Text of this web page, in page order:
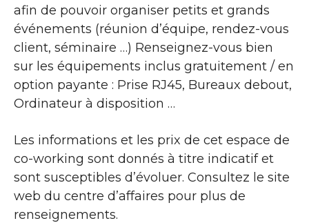
afin de pouvoir organiser petits et grands
événements (réunion d’équipe, rendez-vous
client, séminaire …) Renseignez-vous bien
sur les équipements inclus gratuitement / en
option payante : Prise RJ45, Bureaux debout,
Ordinateur à disposition …
Les informations et les prix de cet espace de
co-working sont donnés à titre indicatif et
sont susceptibles d’évoluer. Consultez le site
web du centre d’affaires pour plus de
renseignements.